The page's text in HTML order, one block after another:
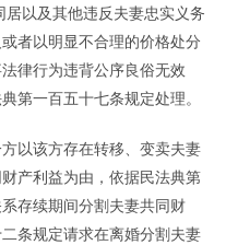
以及其他违反夫妻忠实义务
者以明显不合理的价格处分
律行为违背公序良俗无效
第一百五十七条规定处理。
以该方存在转移、变卖夫妻
产利益为由，依据民法典第
存续期间分割夫妻共同财
条规定请求在离婚分割夫妻